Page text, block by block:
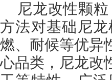
尼龙改性颗
方法对基础尼
燃、耐候等优异
心品类，尼龙改